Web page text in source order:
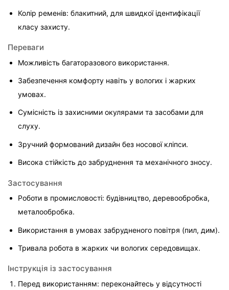
Колір ременів: блакитний, для швидкої ідентифікації
класу захисту.
Переваги
Можливість багаторазового використання.
Забезпечення комфорту навіть у вологих і жарких
умовах.
Сумісність із захисними окулярами та засобами для
слуху.
Зручний формований дизайн без носової кліпси.
Висока стійкість до забруднення та механічного зносу.
Застосування
Роботи в промисловості: будівництво, деревообробка,
металообробка.
Використання в умовах забрудненого повітря (пил, дим).
Тривала робота в жарких чи вологих середовищах.
Інструкція із застосування
Перед використанням: переконайтесь у відсутності